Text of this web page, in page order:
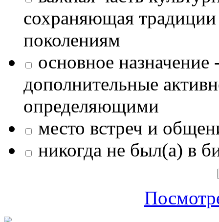
сохраняющая
поколениям
основное назначение
дополнительные
определяющими
место встреч и
никогда не был(а) в